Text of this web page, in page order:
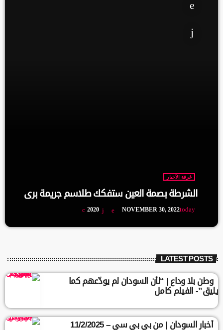
غرفة الآخبار
الشرطة بصمة العين ستفكك طلاسم جريمة بري
today
NOVEMBER 30, 2022
2020
LATEST POSTS
وطن بلا وداع | “لأن السودان لم يودّعهم كما
يليق”- الفيلم كامل
أخبار السودان | من بي بي سي – 11/2/2025